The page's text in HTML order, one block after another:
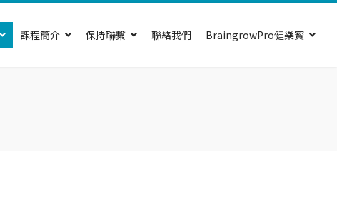
課程簡介 保持聯繫 聯絡我們 BraingrowPro健樂寳